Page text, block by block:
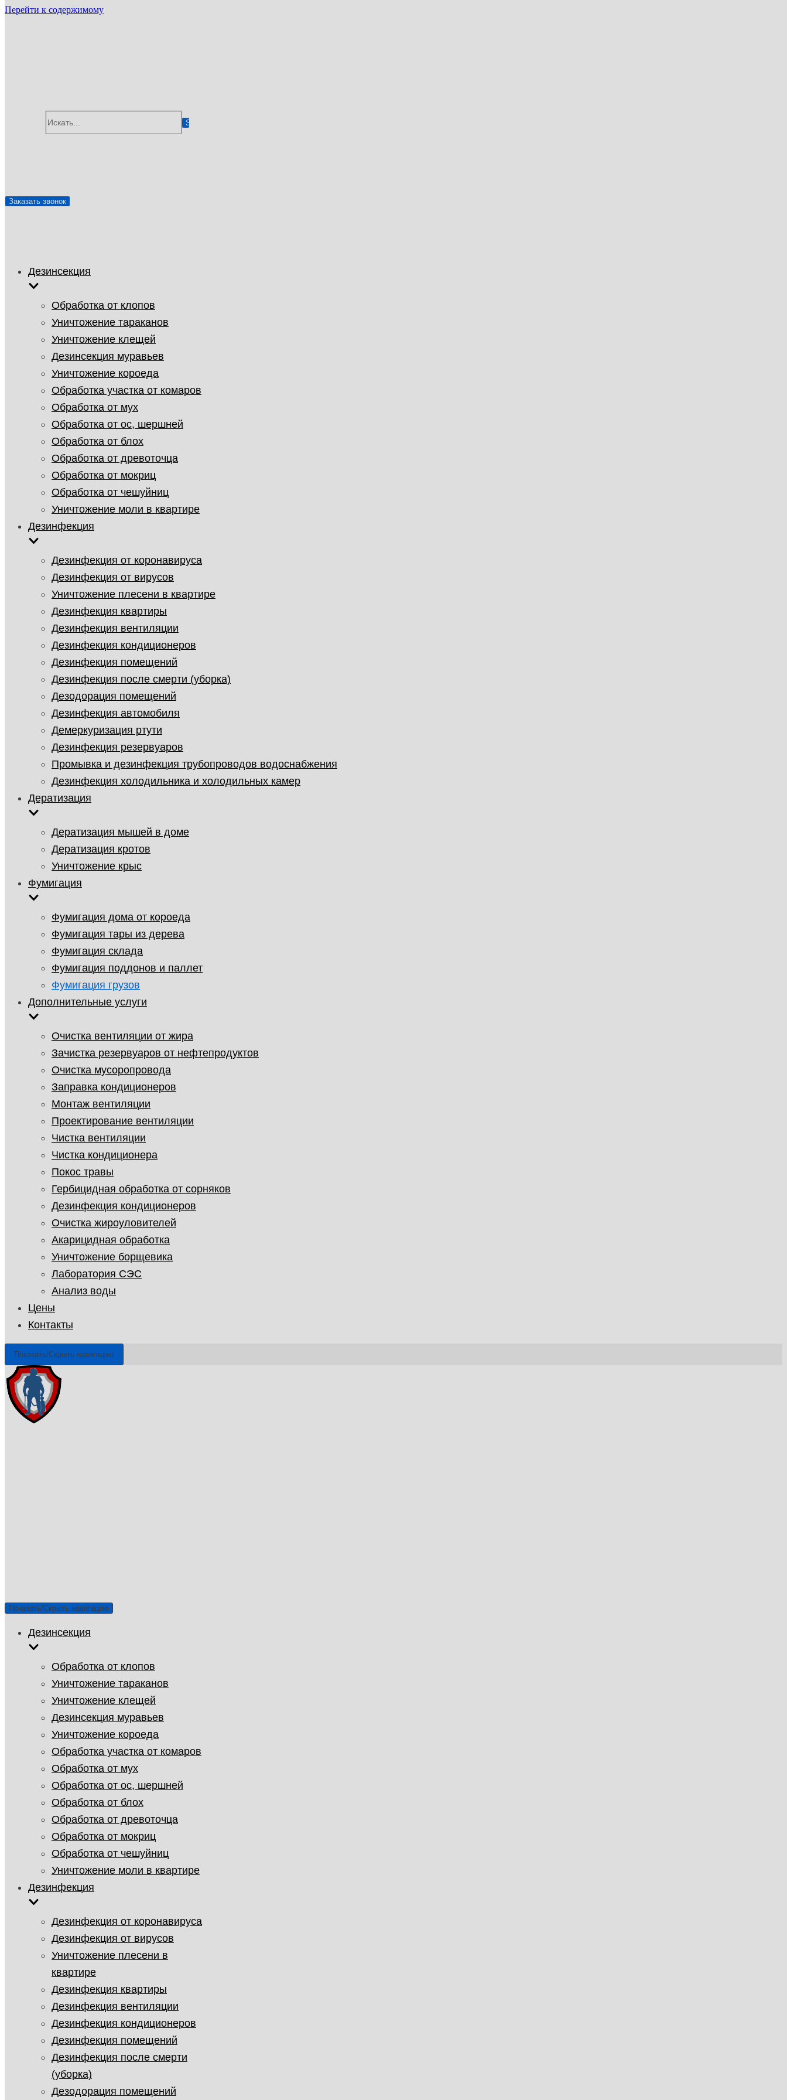
Перейти к содержимому
Заказать звонок
Дезинсекция
Обработка от клопов
Уничтожение тараканов
Уничтожение клещей
Дезинсекция муравьев
Уничтожение короеда
Обработка участка от комаров
Обработка от мух
Обработка от ос, шершней
Обработка от блох
Обработка от древоточца
Обработка от мокриц
Обработка от чешуйниц
Уничтожение моли в квартире
Дезинфекция
Дезинфекция от коронавируса
Дезинфекция от вирусов
Уничтожение плесени в квартире
Дезинфекция квартиры
Дезинфекция вентиляции
Дезинфекция кондиционеров
Дезинфекция помещений
Дезинфекция после смерти (уборка)
Дезодорация помещений
Дезинфекция автомобиля
Демеркуризация ртути
Дезинфекция резервуаров
Промывка и дезинфекция трубопроводов водоснабжения
Дезинфекция холодильника и холодильных камер
Дератизация
Дератизация мышей в доме
Дератизация кротов
Уничтожение крыс
Фумигация
Фумигация дома от короеда
Фумигация тары из дерева
Фумигация склада
Фумигация поддонов и паллет
Фумигация грузов
Дополнительные услуги
Очистка вентиляции от жира
Зачистка резервуаров от нефтепродуктов
Очистка мусоропровода
Заправка кондиционеров
Монтаж вентиляции
Проектирование вентиляции
Чистка вентиляции
Чистка кондиционера
Покос травы
Гербицидная обработка от сорняков
Дезинфекция кондиционеров
Очистка жироуловителей
Акарицидная обработка
Уничтожение борщевика
Лаборатория СЭС
Анализ воды
Цены
Контакты
Показать/Скрыть навигацию
Показать/Скрыть навигацию
Дезинсекция
Обработка от клопов
Уничтожение тараканов
Уничтожение клещей
Дезинсекция муравьев
Уничтожение короеда
Обработка участка от комаров
Обработка от мух
Обработка от ос, шершней
Обработка от блох
Обработка от древоточца
Обработка от мокриц
Обработка от чешуйниц
Уничтожение моли в квартире
Дезинфекция
Дезинфекция от коронавируса
Дезинфекция от вирусов
Уничтожение плесени в
квартире
Дезинфекция квартиры
Дезинфекция вентиляции
Дезинфекция кондиционеров
Дезинфекция помещений
Дезинфекция после смерти
(уборка)
Дезодорация помещений